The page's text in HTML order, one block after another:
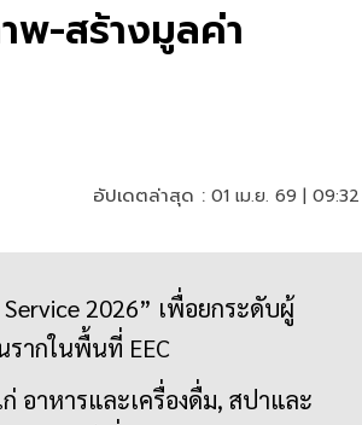
พ-สร้างมูลค่า
อัปเดตล่าสุด : 01 เม.ย. 69 |
Service 2026” เพื่อยกระดับผู้
ากในพื้นที่ EEC
อาหารและเครื่องดื่ม, สปาและ